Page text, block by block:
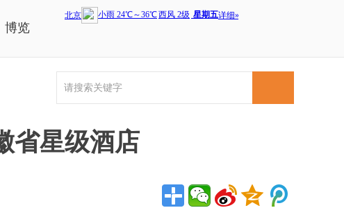
博览
省星级酒店